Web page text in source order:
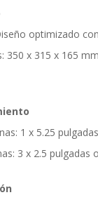
optimizado
350 x 315 x 165 mm
1 x 5.25
3 x 2.5 pulgadas